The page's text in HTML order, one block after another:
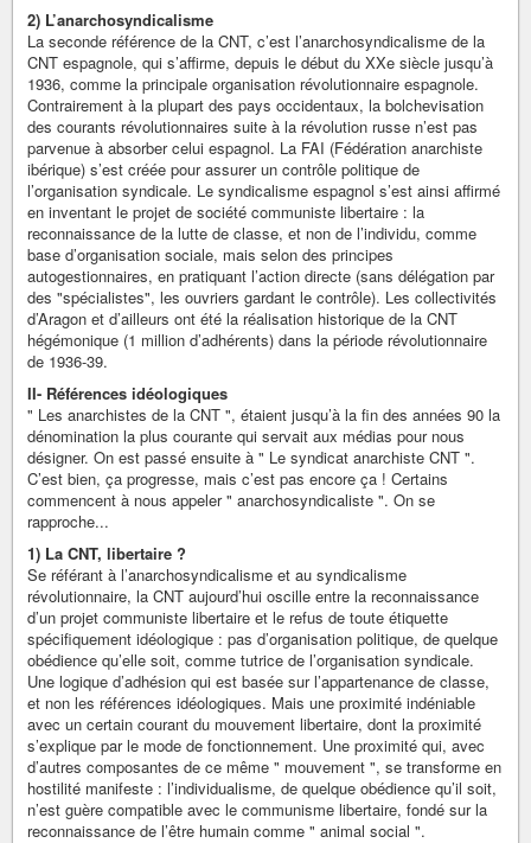
2) L’anarchosyndicalisme
La seconde référence de la CNT, c’est l’anarchosyndicalisme de la
CNT espagnole, qui s’affirme, depuis le début du XXe siècle jusqu’à
1936, comme la principale organisation révolutionnaire espagnole.
Contrairement à la plupart des pays occidentaux, la bolchevisation
des courants révolutionnaires suite à la révolution russe n’est pas
parvenue à absorber celui espagnol. La FAI (Fédération anarchiste
ibérique) s’est créée pour assurer un contrôle politique de
l’organisation syndicale. Le syndicalisme espagnol s’est ainsi affirmé
en inventant le projet de société communiste libertaire : la
reconnaissance de la lutte de classe, et non de l’individu, comme
base d’organisation sociale, mais selon des principes
autogestionnaires, en pratiquant l’action directe (sans délégation par
des "spécialistes", les ouvriers gardant le contrôle). Les collectivités
d’Aragon et d’ailleurs ont été la réalisation historique de la CNT
hégémonique (1 million d’adhérents) dans la période révolutionnaire
de 1936-39.
II- Références idéologiques
" Les anarchistes de la CNT ", étaient jusqu’à la fin des années 90 la
dénomination la plus courante qui servait aux médias pour nous
désigner. On est passé ensuite à " Le syndicat anarchiste CNT ".
C’est bien, ça progresse, mais c’est pas encore ça ! Certains
commencent à nous appeler " anarchosyndicaliste ". On se
rapproche...
1) La CNT, libertaire ?
Se référant à l’anarchosyndicalisme et au syndicalisme
révolutionnaire, la CNT aujourd’hui oscille entre la reconnaissance
d’un projet communiste libertaire et le refus de toute étiquette
spécifiquement idéologique : pas d’organisation politique, de quelque
obédience qu’elle soit, comme tutrice de l’organisation syndicale.
Une logique d’adhésion qui est basée sur l’appartenance de classe,
et non les références idéologiques. Mais une proximité indéniable
avec un certain courant du mouvement libertaire, dont la proximité
s’explique par le mode de fonctionnement. Une proximité qui, avec
d’autres composantes de ce même " mouvement ", se transforme en
hostilité manifeste : l’individualisme, de quelque obédience qu’il soit,
n’est guère compatible avec le communisme libertaire, fondé sur la
reconnaissance de l’être humain comme " animal social ".